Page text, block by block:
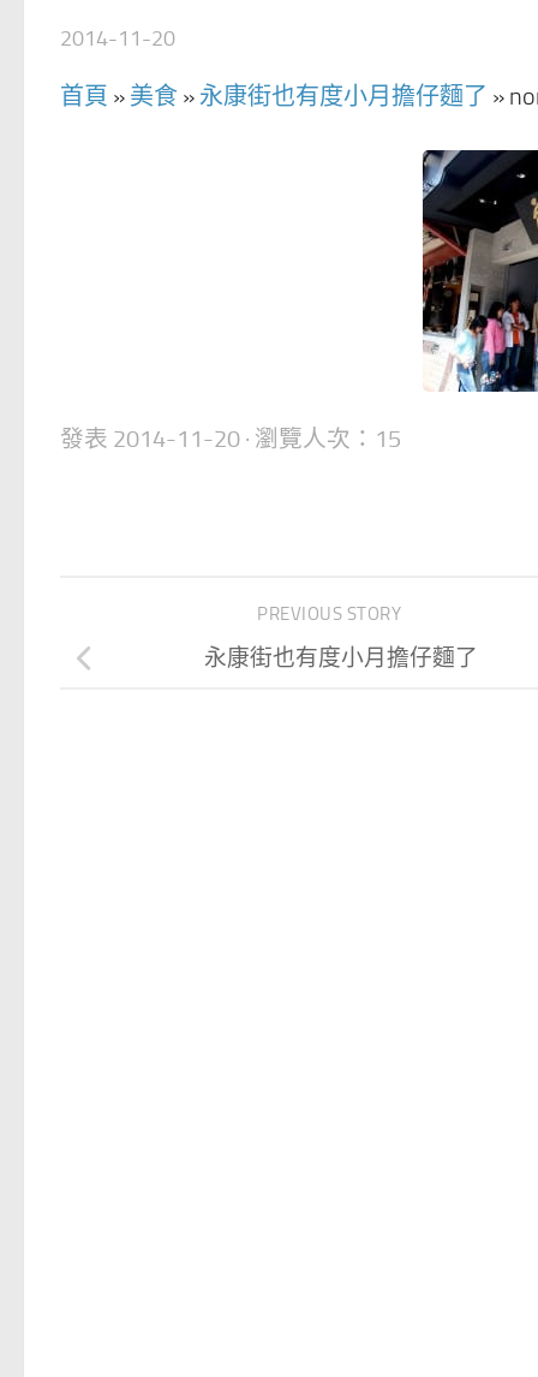
2014-11-20
首頁 » 美食 » 永康街也有度小月擔仔麵了 »
發表 2014-11-20 · 瀏覽人次：15
PREVIOUS STORY
永康街也有度小月擔仔麵了